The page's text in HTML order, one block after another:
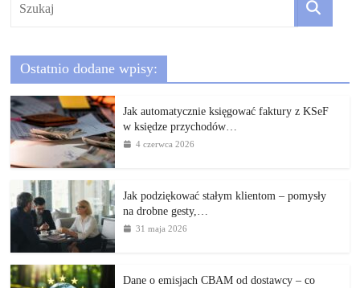
Ostatnio dodane wpisy:
Jak automatycznie księgować faktury z KSeF
w księdze przychodów…
4 czerwca 2026
Jak podziękować stałym klientom – pomysły
na drobne gesty,…
31 maja 2026
Dane o emisjach CBAM od dostawcy – co